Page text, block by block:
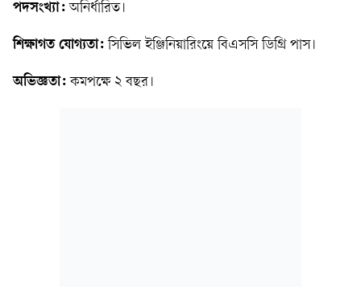
পদসংখ্যা: অনির্ধারিত।
শিক্ষাগত যোগ্যতা: সিভিল ইঞ্জিনিয়ারিংয়ে বিএসসি ডিগ্রি পাস।
অভিজ্ঞতা: কমপক্ষে ২ বছর।